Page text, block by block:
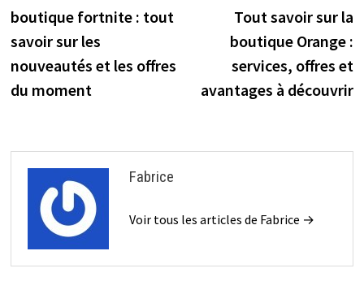
de
l’article
précédente :
boutique fortnite : tout
savoir sur les
nouveautés et les offres
du moment
Tout savoir sur la
boutique Orange :
services, offres et
avantages à découvrir
Fabrice
Voir tous les articles de Fabrice →